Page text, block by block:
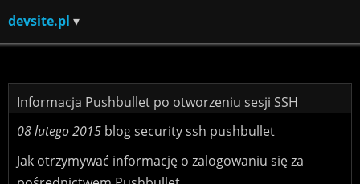
devsite.pl
Informacja Pushbullet po otworzeniu sesji SSH
08 lutego 2015 blogsecurityssh pushbullet
Jak otrzymywać informację o zalogowaniu się za